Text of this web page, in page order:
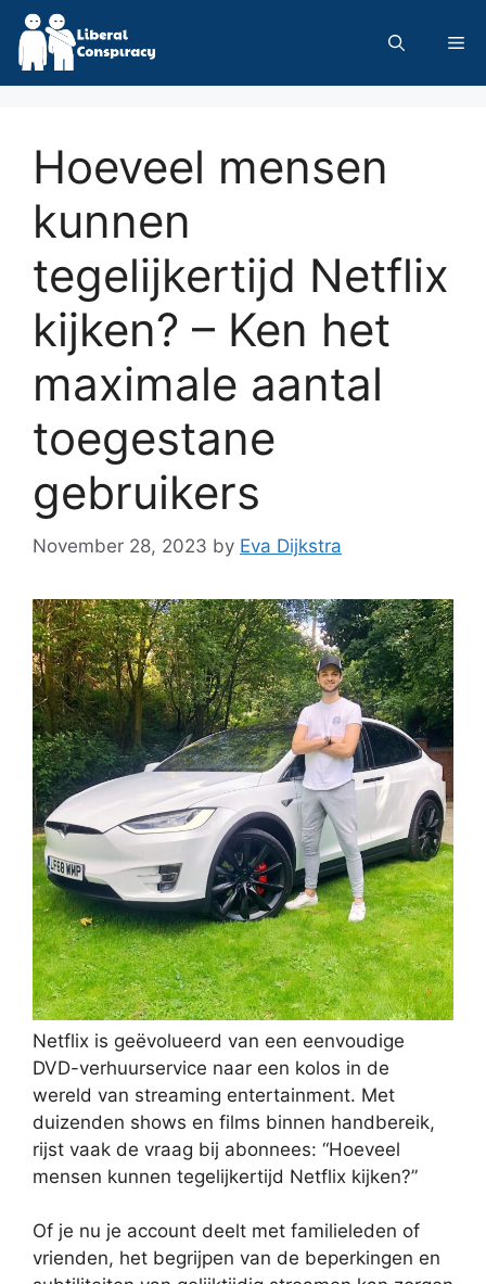
Skip
content
Hoeveel mensen
kunnen
tegelijkertijd Netflix
kijken? – Ken het
maximale aantal
toegestane
gebruikers
November 28, 2023 by Eva Dijkstra
Netflix is geëvolueerd van een eenvoudige
DVD-verhuurservice naar een kolos in de
wereld van streaming entertainment. Met
duizenden shows en films binnen handbereik,
rijst vaak de vraag bij abonnees: “Hoeveel
mensen kunnen tegelijkertijd Netflix kijken?”
Of je nu je account deelt met familieleden of
vrienden, het begrijpen van de beperkingen en